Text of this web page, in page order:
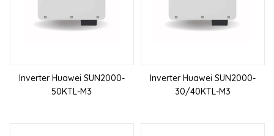
Inverter Huawei SUN2000-
50KTL-M3
Inverter Huawei SUN2000-
30/40KTL-M3